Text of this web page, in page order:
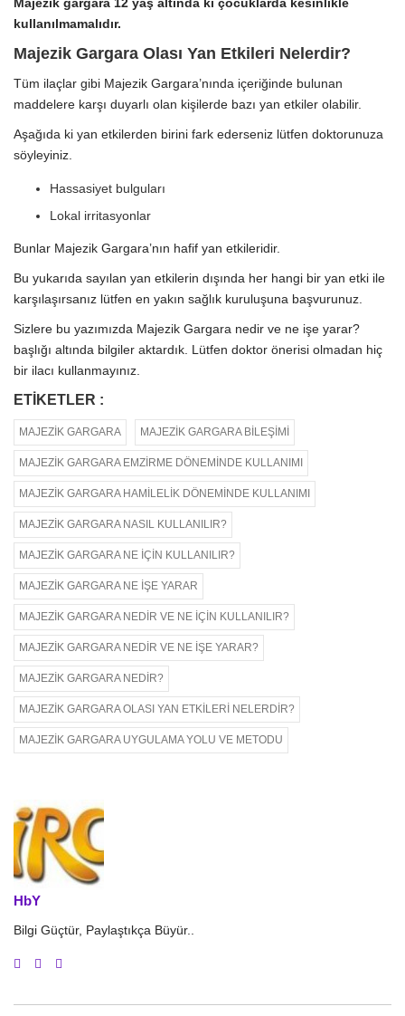
Majezik gargara 12 yaş altında ki çocuklarda kesinlikle
kullanılmamalıdır.
Majezik Gargara Olası Yan Etkileri Nelerdir?
Tüm ilaçlar gibi Majezik Gargara’nında içeriğinde bulunan
maddelere karşı duyarlı olan kişilerde bazı yan etkiler olabilir.
Aşağıda ki yan etkilerden birini fark ederseniz lütfen doktorunuza
söyleyiniz.
Hassasiyet bulguları
Lokal irritasyonlar
Bunlar Majezik Gargara’nın hafif yan etkileridir.
Bu yukarıda sayılan yan etkilerin dışında her hangi bir yan etki ile
karşılaşırsanız lütfen en yakın sağlık kuruluşuna başvurunuz.
Sizlere bu yazımızda Majezik Gargara nedir ve ne işe yarar?
başlığı altında bilgiler aktardık. Lütfen doktor önerisi olmadan hiç
bir ilacı kullanmayınız.
ETIKETLER :
MAJEZIK GARGARA MAJEZIK GARGARA BILEŞIMI
MAJEZIK GARGARA EMZIRME DÖNEMINDE KULLANIMI
MAJEZIK GARGARA HAMILELIK DÖNEMINDE KULLANIMI
MAJEZIK GARGARA NASIL KULLANILIR?
MAJEZIK GARGARA NE IÇIN KULLANILIR?
MAJEZIK GARGARA NE IŞE YARAR
MAJEZIK GARGARA NEDIR VE NE IÇIN KULLANILIR?
MAJEZIK GARGARA NEDIR VE NE IŞE YARAR?
MAJEZIK GARGARA NEDIR?
MAJEZIK GARGARA OLASI YAN ETKILERI NELERDIR?
MAJEZIK GARGARA UYGULAMA YOLU VE METODU
HbY
Bilgi Güçtür, Paylaştıkça Büyür..